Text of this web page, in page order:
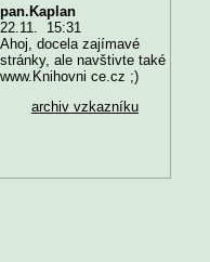
pan.Kaplan
22.11. 15:31
Ahoj, docela zajímavé
stránky, ale navštivte také
www.Knihovni ce.cz ;)
archiv vzkazníku